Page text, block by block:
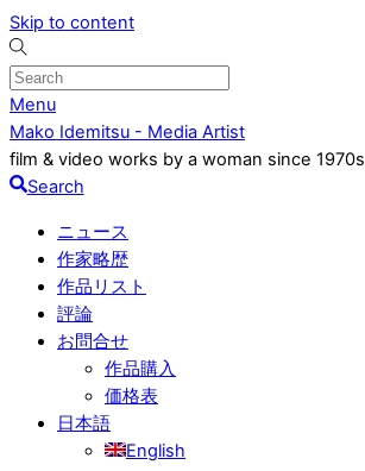
Skip to content
Menu
Mako Idemitsu - Media Artist
film & video works by a woman since 1970s
Search
ニュース
作家略歴
作品リスト
評論
お問合せ
作品購入
価格表
日本語
English